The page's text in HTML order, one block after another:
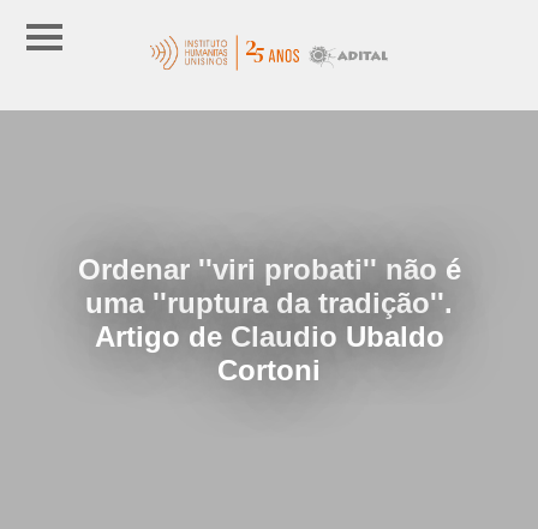
Ordenar ''viri probati'' não é
uma ''ruptura da tradição''.
Artigo de Claudio Ubaldo
Cortoni